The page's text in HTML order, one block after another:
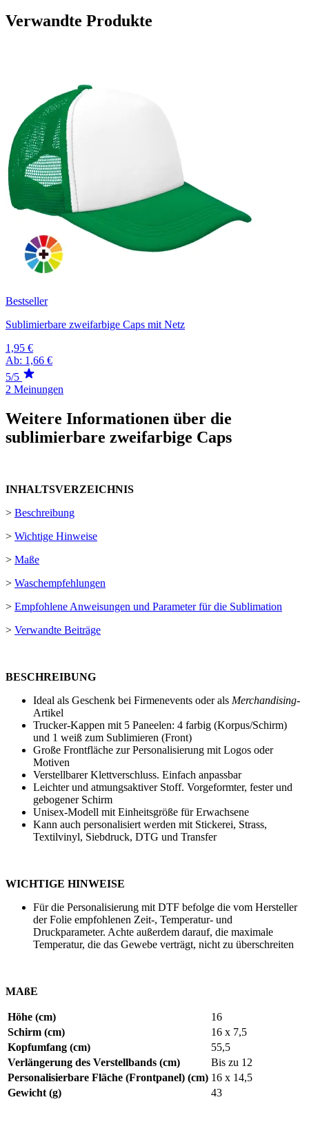
Verwandte Produkte
Bestseller
Sublimierbare zweifarbige Caps mit Netz
1,95 €
Ab: 1,66 €
5/5
2 Meinungen
Weitere Informationen über die
sublimierbare zweifarbige Caps
INHALTSVERZEICHNIS
> Beschreibung
> Wichtige Hinweise
> Maße
> Waschempfehlungen
> Empfohlene Anweisungen und Parameter für die Sublimation
> Verwandte Beiträge
BESCHREIBUNG
Ideal als Geschenk bei Firmenevents oder als Merchandising-
Artikel
Trucker-Kappen mit 5 Paneelen: 4 farbig (Korpus/Schirm)
und 1 weiß zum Sublimieren (Front)
Große Frontfläche zur Personalisierung mit Logos oder
Motiven
Verstellbarer Klettverschluss. Einfach anpassbar
Leichter und atmungsaktiver Stoff. Vorgeformter, fester und
gebogener Schirm
Unisex-Modell mit Einheitsgröße für Erwachsene
Kann auch personalisiert werden mit Stickerei, Strass,
Textilvinyl, Siebdruck, DTG und Transfer
WICHTIGE HINWEISE
Für die Personalisierung mit DTF befolge die vom Hersteller
der Folie empfohlenen Zeit-, Temperatur- und
Druckparameter. Achte außerdem darauf, die maximale
Temperatur, die das Gewebe verträgt, nicht zu überschreiten
MAßE
Höhe (cm)
16
Schirm (cm)
16 x 7,5
Kopfumfang (cm)
55,5
Verlängerung des Verstellbands (cm)
Bis zu 12
Personalisierbare Fläche (Frontpanel) (cm) 16 x 14,5
Gewicht (g)
43